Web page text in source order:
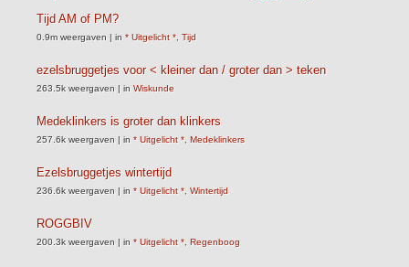
Tijd AM of PM?
0.9m weergaven | in * Uitgelicht * Tijd
ezelsbruggetjes voor < kleiner dan / groter dan > teken
263.5k weergaven | in Wiskunde
Medeklinkers is groter dan klinkers
257.6k weergaven | in * Uitgelicht * Medeklinkers
Ezelsbruggetjes wintertijd
236.6k weergaven | in * Uitgelicht * Wintertijd
ROGGBIV
200.3k weergaven | in * Uitgelicht * Regenboog